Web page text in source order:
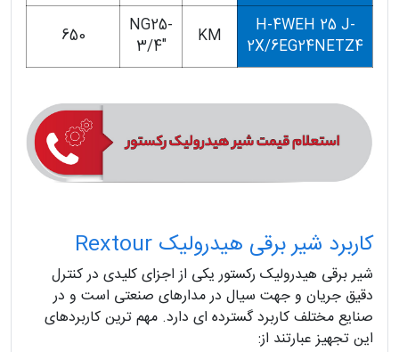
H-4WEH 25 J-
2X/6EG24NETZ4
KM
NG25-
3/4"
650
کاربرد شیر برقی هیدرولیک Rextour
شیر برقی هیدرولیک رکستور یکی از اجزای کلیدی در کنترل
دقیق جریان و جهت سیال در مدارهای صنعتی است و در
صنایع مختلف کاربرد گسترده ای دارد. مهم ترین کاربردهای
این تجهیز عبارتند از: